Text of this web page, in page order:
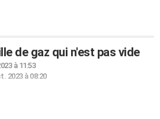
de gaz qui n'est pas vide
à 11:53
2023 à 08:20